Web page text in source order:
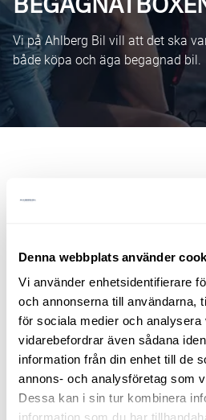
Denna webbplats använder
Vi använder enhetsidentifierare
och annonserna till användarna,
för sociala medier och analysera
vidarebefordrar även sådana
information från din enhet till de
annons- och analysföretag som
Dessa kan i sin tur kombinera
Vi på Ahlberg Bil vill att det ska
både köpa och äga begagnad bil.
Vi erbjuder därför
som
Allra smidigast blir det om
BegagnatBoxen. Kopplar du på
får du en mängd fördelar och
rabatter på flera